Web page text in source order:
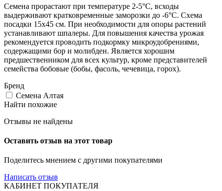
Семена прорастают при температуре 2-5°С, всходы
выдерживают кратковременные заморозки до -6°С. Схема
посадки 15х45 см. При необходимости для опоры растений
устанавливают шпалеры. Для повышения качества урожая
рекомендуется проводить подкормку микроудобрениями,
содержащими бор и молибден. Является хорошим
предшественником для всех культур, кроме представителей
семейства бобовые (бобы, фасоль, чечевица, горох).
Бренд
Семена Алтая
Найти похожие
Отзывы не найдены
Оставить отзыв на этот товар
Поделитесь мнением с другими покупателями
Написать отзыв
КАБИНЕТ ПОКУПАТЕЛЯ